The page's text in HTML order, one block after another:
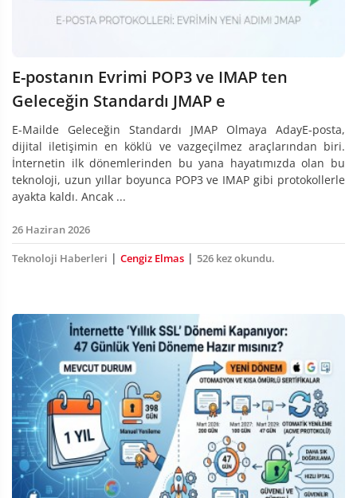
E-postanın Evrimi POP3 ve IMAP ten
Geleceğin Standardı JMAP e
E-Mailde Geleceğin Standardı JMAP Olmaya AdayE-posta,
dijital iletişimin en köklü ve vazgeçilmez araçlarından biri.
İnternetin ilk dönemlerinden bu yana hayatımızda olan bu
teknoloji, uzun yıllar boyunca POP3 ve IMAP gibi protokollerle
ayakta kaldı. Ancak ...
26 Haziran 2026
Teknoloji Haberleri | Cengiz Elmas | 526 kez okundu.